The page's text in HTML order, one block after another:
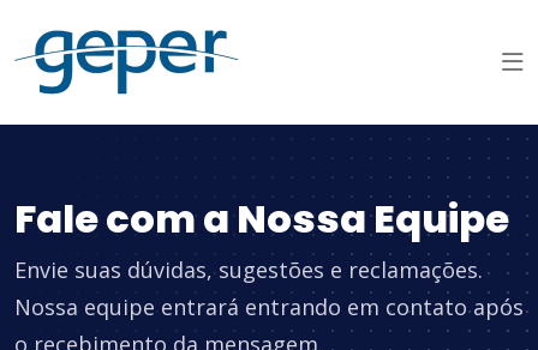
Fale com a Nossa Equipe
Envie suas dúvidas, sugestões e reclamações.
Nossa equipe entrará entrando em contato após
o recebimento da mensagem.